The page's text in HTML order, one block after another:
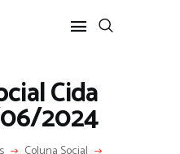
Cida
2024